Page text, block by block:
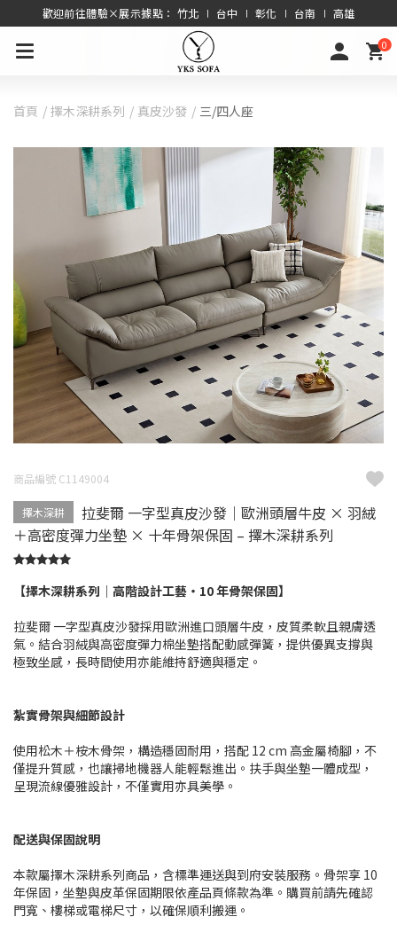
歡迎前往體驗×展示據點： 竹北 ∣ 台中 ∣ 彰化 ∣ 台南 ∣ 高雄
0
首頁 擇木深耕系列 真皮沙發 三/四人座
商品編號 C1149004
擇木深耕
拉斐爾 一字型真皮沙發｜歐洲頭層牛皮 × 羽絨
＋高密度彈力坐墊 × 十年骨架保固 – 擇木深耕系列
【擇木深耕系列｜高階設計工藝・10 年骨架保固】
拉斐爾 一字型真皮沙發採用歐洲進口頭層牛皮，皮質柔軟且親膚透
氣。結合羽絨與高密度彈力棉坐墊搭配動感彈簧，提供優異支撐與
極致坐感，長時間使用亦能維持舒適與穩定。
紮實骨架與細節設計
使用松木＋桉木骨架，構造穩固耐用，搭配 12 cm 高金屬椅腳，不
僅提升質感，也讓掃地機器人能輕鬆進出。扶手與坐墊一體成型，
呈現流線優雅設計，不僅實用亦具美學。
配送與保固說明
本款屬擇木深耕系列商品，含標準運送與到府安裝服務。骨架享 10
年保固，坐墊與皮革保固期限依產品頁條款為準。購買前請先確認
門寬、樓梯或電梯尺寸，以確保順利搬運。